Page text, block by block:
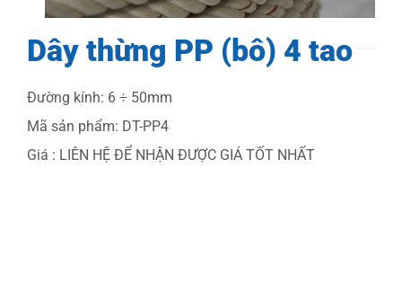
Dây thừng PP (bô) 4 tao
Đường kính: 6 ÷ 50mm
Mã sản phẩm: DT-PP4
Giá : LIÊN HỆ ĐỂ NHẬN ĐƯỢC GIÁ TỐT NHẤT